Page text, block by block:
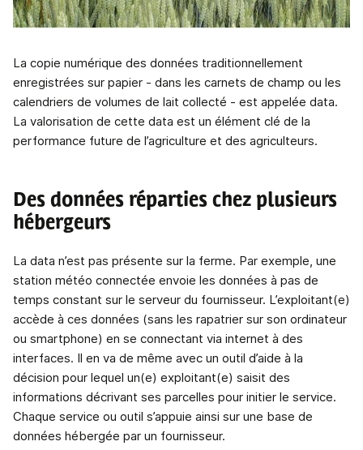
La copie numérique des données traditionnellement
enregistrées sur papier - dans les carnets de champ ou les
calendriers de volumes de lait collecté - est appelée data.
La valorisation de cette data est un élément clé de la
performance future de l’agriculture et des agriculteurs.
Des données réparties chez plusieurs
hébergeurs
La data n’est pas présente sur la ferme. Par exemple, une
station météo connectée envoie les données à pas de
temps constant sur le serveur du fournisseur. L’exploitant(e)
accède à ces données (sans les rapatrier sur son ordinateur
ou smartphone) en se connectant via internet à des
interfaces. Il en va de même avec un outil d’aide à la
décision pour lequel un(e) exploitant(e) saisit des
informations décrivant ses parcelles pour initier le service.
Chaque service ou outil s’appuie ainsi sur une base de
données hébergée par un fournisseur.